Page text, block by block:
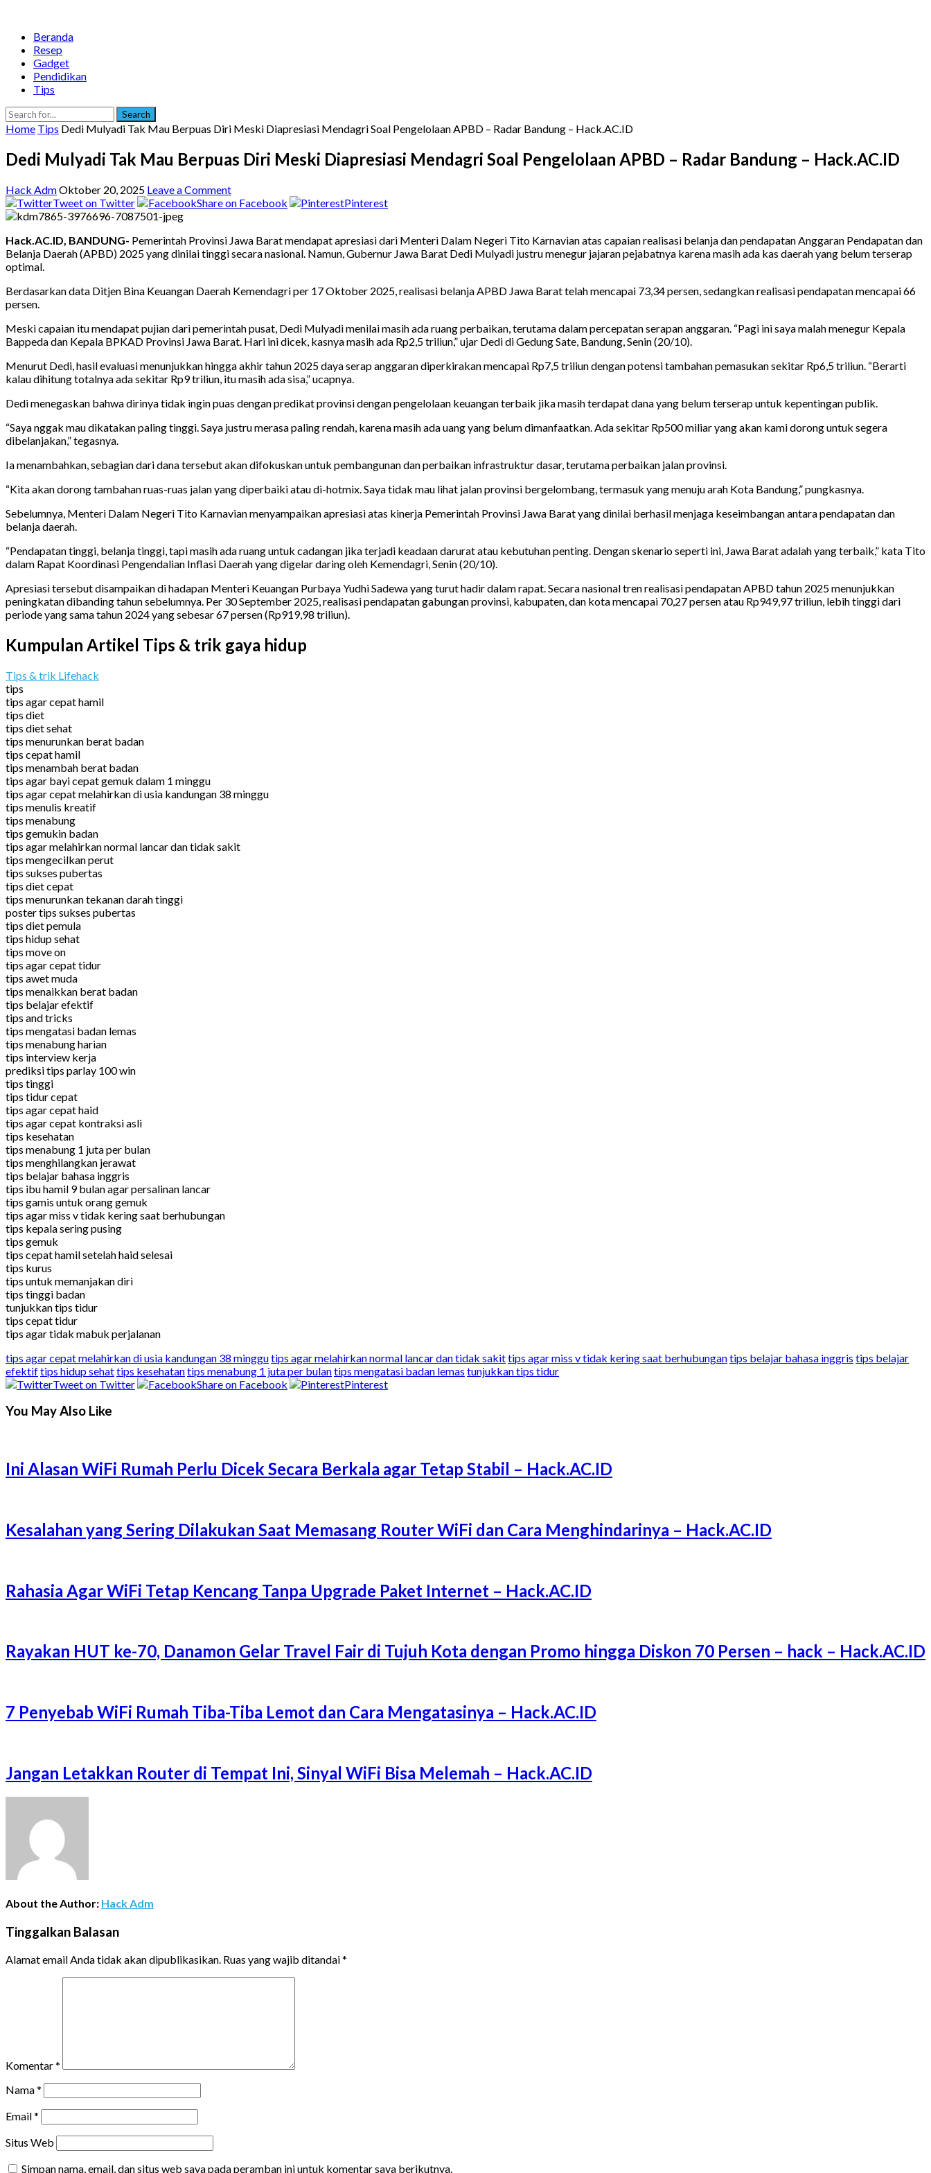
Beranda
Resep
Gadget
Pendidikan
Tips
Search
Home Tips Dedi Mulyadi Tak Mau Berpuas Diri Meski Diapresiasi Mendagri Soal Pengelolaan APBD – Radar Bandung – Hack.AC.ID
Dedi Mulyadi Tak Mau Berpuas Diri Meski Diapresiasi Mendagri Soal Pengelolaan APBD – Radar Bandung – Hack.AC.ID
Hack AdmOktober 20, 2025 Leave a Comment
Tweet on Twitter
Share on Facebook Pinterest
Hack.AC.ID, BANDUNG- Pemerintah Provinsi Jawa Barat mendapat apresiasi dari Menteri Dalam Negeri Tito Karnavian atas capaian realisasi belanja dan pendapatan Anggaran Pendapatan dan
Belanja Daerah (APBD) 2025 yang dinilai tinggi secara nasional. Namun, Gubernur Jawa Barat Dedi Mulyadi justru menegur jajaran pejabatnya karena masih ada kas daerah yang belum terserap
optimal.
Berdasarkan data Ditjen Bina Keuangan Daerah Kemendagri per 17 Oktober 2025, realisasi belanja APBD Jawa Barat telah mencapai 73,34 persen, sedangkan realisasi pendapatan mencapai 66
persen.
Meski capaian itu mendapat pujian dari pemerintah pusat, Dedi Mulyadi menilai masih ada ruang perbaikan, terutama dalam percepatan serapan anggaran. “Pagi ini saya malah menegur Kepala
Bappeda dan Kepala BPKAD Provinsi Jawa Barat. Hari ini dicek, kasnya masih ada Rp2,5 triliun,” ujar Dedi di Gedung Sate, Bandung, Senin (20/10).
Menurut Dedi, hasil evaluasi menunjukkan hingga akhir tahun 2025 daya serap anggaran diperkirakan mencapai Rp7,5 triliun dengan potensi tambahan pemasukan sekitar Rp6,5 triliun. “Berarti
kalau dihitung totalnya ada sekitar Rp9 triliun, itu masih ada sisa,” ucapnya.
Dedi menegaskan bahwa dirinya tidak ingin puas dengan predikat provinsi dengan pengelolaan keuangan terbaik jika masih terdapat dana yang belum terserap untuk kepentingan publik.
“Saya nggak mau dikatakan paling tinggi. Saya justru merasa paling rendah, karena masih ada uang yang belum dimanfaatkan. Ada sekitar Rp500 miliar yang akan kami dorong untuk segera
dibelanjakan,” tegasnya.
Ia menambahkan, sebagian dari dana tersebut akan difokuskan untuk pembangunan dan perbaikan infrastruktur dasar, terutama perbaikan jalan provinsi.
“Kita akan dorong tambahan ruas-ruas jalan yang diperbaiki atau di-hotmix. Saya tidak mau lihat jalan provinsi bergelombang, termasuk yang menuju arah Kota Bandung,” pungkasnya.
Sebelumnya, Menteri Dalam Negeri Tito Karnavian menyampaikan apresiasi atas kinerja Pemerintah Provinsi Jawa Barat yang dinilai berhasil menjaga keseimbangan antara pendapatan dan
belanja daerah.
“Pendapatan tinggi, belanja tinggi, tapi masih ada ruang untuk cadangan jika terjadi keadaan darurat atau kebutuhan penting. Dengan skenario seperti ini, Jawa Barat adalah yang terbaik,” kata Tito
dalam Rapat Koordinasi Pengendalian Inflasi Daerah yang digelar daring oleh Kemendagri, Senin (20/10).
Apresiasi tersebut disampaikan di hadapan Menteri Keuangan Purbaya Yudhi Sadewa yang turut hadir dalam rapat. Secara nasional tren realisasi pendapatan APBD tahun 2025 menunjukkan
peningkatan dibanding tahun sebelumnya. Per 30 September 2025, realisasi pendapatan gabungan provinsi, kabupaten, dan kota mencapai 70,27 persen atau Rp949,97 triliun, lebih tinggi dari
periode yang sama tahun 2024 yang sebesar 67 persen (Rp919,98 triliun).
Kumpulan Artikel Tips & trik gaya hidup
Tips & trik Lifehack
tips
tips agar cepat hamil
tips diet
tips diet sehat
tips menurunkan berat badan
tips cepat hamil
tips menambah berat badan
tips agar bayi cepat gemuk dalam 1 minggu
tips agar cepat melahirkan di usia kandungan 38 minggu
tips menulis kreatif
tips menabung
tips gemukin badan
tips agar melahirkan normal lancar dan tidak sakit
tips mengecilkan perut
tips sukses pubertas
tips diet cepat
tips menurunkan tekanan darah tinggi
poster tips sukses pubertas
tips diet pemula
tips hidup sehat
tips move on
tips agar cepat tidur
tips awet muda
tips menaikkan berat badan
tips belajar efektif
tips and tricks
tips mengatasi badan lemas
tips menabung harian
tips interview kerja
prediksi tips parlay 100 win
tips tinggi
tips tidur cepat
tips agar cepat haid
tips agar cepat kontraksi asli
tips kesehatan
tips menabung 1 juta per bulan
tips menghilangkan jerawat
tips belajar bahasa inggris
tips ibu hamil 9 bulan agar persalinan lancar
tips gamis untuk orang gemuk
tips agar miss v tidak kering saat berhubungan
tips kepala sering pusing
tips gemuk
tips cepat hamil setelah haid selesai
tips kurus
tips untuk memanjakan diri
tips tinggi badan
tunjukkan tips tidur
tips cepat tidur
tips agar tidak mabuk perjalanan
tips agar cepat melahirkan di usia kandungan 38 minggutips agar melahirkan normal lancar dan tidak sakittips agar miss v tidak kering saat berhubungantips belajar bahasa inggris tips belajar
efektiftips hidup sehattips kesehatantips menabung 1 juta per bulantips mengatasi badan lemas tunjukkan tips tidur
Tweet on Twitter
Share on Facebook Pinterest
You May Also Like
Ini Alasan WiFi Rumah Perlu Dicek Secara Berkala agar Tetap Stabil – Hack.AC.ID
Kesalahan yang Sering Dilakukan Saat Memasang Router WiFi dan Cara Menghindarinya – Hack.AC.ID
Rahasia Agar WiFi Tetap Kencang Tanpa Upgrade Paket Internet – Hack.AC.ID
Rayakan HUT ke-70, Danamon Gelar Travel Fair di Tujuh Kota dengan Promo hingga Diskon 70 Persen – hack – Hack.AC.ID
7 Penyebab WiFi Rumah Tiba-Tiba Lemot dan Cara Mengatasinya – Hack.AC.ID
Jangan Letakkan Router di Tempat Ini, Sinyal WiFi Bisa Melemah – Hack.AC.ID
About the Author: Hack Adm
Tinggalkan Balasan
Alamat email Anda tidak akan dipublikasikan. Ruas yang wajib ditandai*
Komentar*
Nama*
Email*
Situs Web
Simpan nama, email, dan situs web saya pada peramban ini untuk komentar saya berikutnya.